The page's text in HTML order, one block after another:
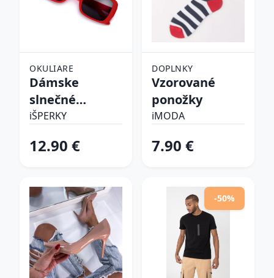
OKULIARE
Dámske
slnečné
okuliare
iŠPERKY
12.90 €
DOPLNKY
Vzorované
ponožky
iMODA
7.90 €
-50%